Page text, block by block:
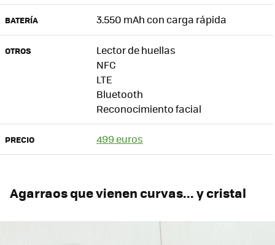
BATERÍA 3.550 mAh con carga rápida
OTROS
Lector de huellas
NFC
LTE
Bluetooth
Reconocimiento facial
PRECIO 499 euros
Agarraos que vienen curvas... y cristal